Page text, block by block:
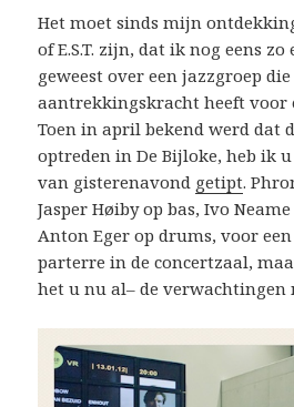
Het moet sinds mijn
of E.S.T. zijn, dat ik nog eens
geweest over een jazzgroep
aantrekkingskracht heeft voor
Toen in april bekend werd dat
optreden in De Bijloke, heb ik
van gisterenavond getipt.
Jasper Høiby op bas, Ivo
Anton Eger op drums, voor
parterre in de concertzaal,
het u nu al– de verwachtingen